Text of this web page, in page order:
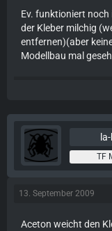
Ev. funktioniert noch
der Kleber milchig
entfernen)(aber
Modellbau mal
TF
13. September 2009
Aceton weicht den